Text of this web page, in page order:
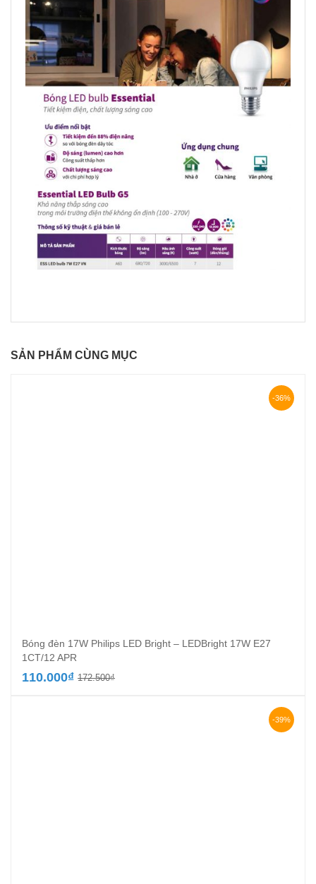
SẢN PHẨM CÙNG MỤC
-36%
Bóng đèn 17W Philips LED Bright – LEDBright 17W E27
1CT/12 APR
172.500₫Giá
110.000₫
Giá
-39%